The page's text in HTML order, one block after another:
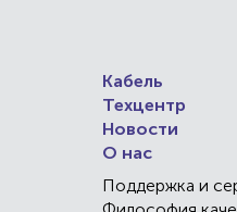
Кабель
Техцентр
Новости
О нас
Поддержка и